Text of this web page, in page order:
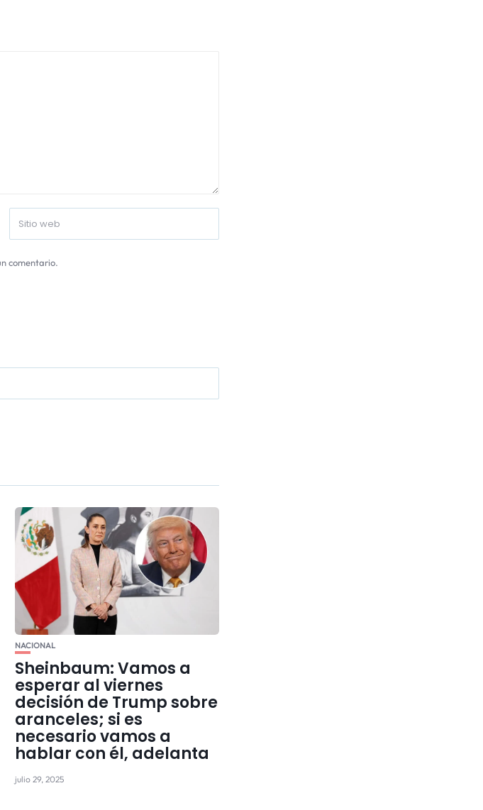
comentario.
NACIONAL
Sheinbaum: Vamos a
esperar al viernes
decisión de Trump sobre
aranceles; si es
necesario vamos a
hablar con él, adelanta
julio 29, 2025